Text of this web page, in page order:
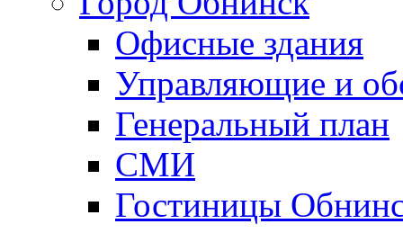
Офисные здания
Управляющие и
Генеральный план
СМИ
Гостиницы